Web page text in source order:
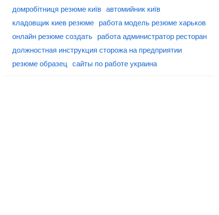
домробітниця резюме київ автомийник київ
кладовщик киев резюме
работа модель резюме харьков
онлайн резюме создать
работа администратор ресторан
должностная инструкция сторожа на предприятии
резюме образец
сайты по работе украина